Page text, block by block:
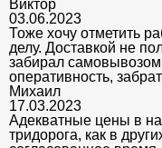
Виктор
03.06.2023
Тоже хочу отметить
делу. Доставкой не
забирал
оперативность,
Михаил
17.03.2023
Адекватные цены в
тридорога, как в